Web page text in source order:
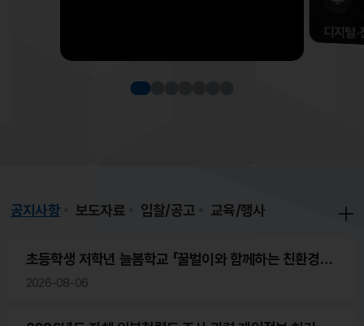
디지털
공지사항
초등학생 저학년 늘봄학교 「꿀벌이와 함께하는 친환경농
업 이야기」 일일강사(농업인) 모집
2026-08-06
보도자료 입찰/공고 교육/행사